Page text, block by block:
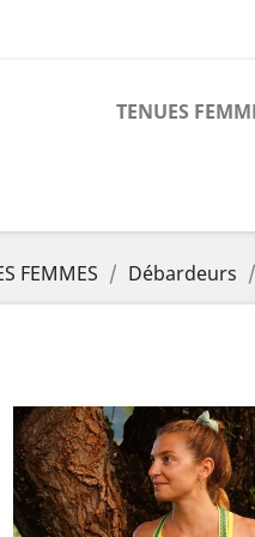
TENUES
FEMMES Débardeurs